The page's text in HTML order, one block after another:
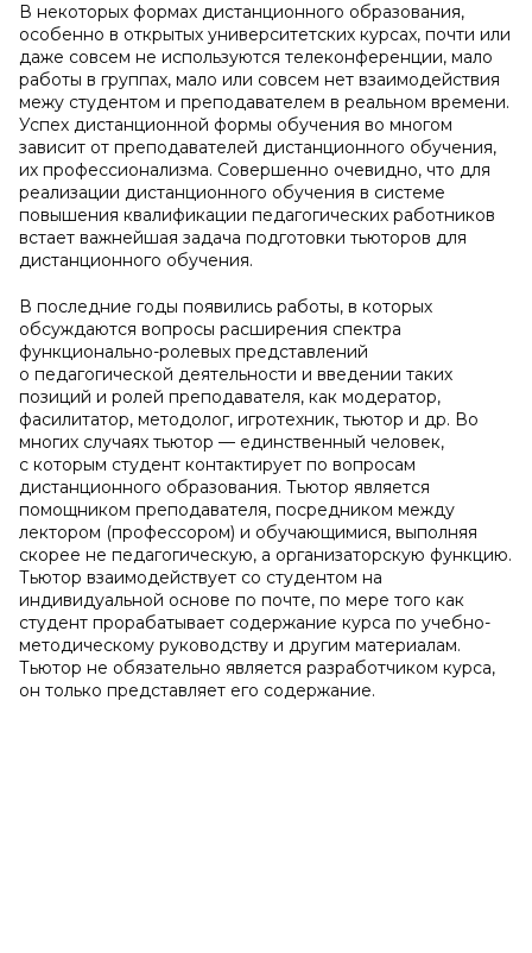
В некоторых формах дистанционного образования,
особенно в открытых университетских курсах, почти или
даже совсем не используются телеконференции, мало
работы в группах, мало или совсем нет взаимодействия
межу студентом и преподавателем в реальном времени.
Успех дистанционной формы обучения во многом
зависит от преподавателей дистанционного обучения,
их профессионализма. Совершенно очевидно, что для
реализации дистанционного обучения в системе
повышения квалификации педагогических работников
встает важнейшая задача подготовки тьюторов для
дистанционного обучения.
В последние годы появились работы, в которых
обсуждаются вопросы расширения спектра
функционально-ролевых представлений
о педагогической деятельности и введении таких
позиций и ролей преподавателя, как модератор,
фасилитатор, методолог, игротехник, тьютор и др. Во
многих случаях тьютор — единственный человек,
с которым студент контактирует по вопросам
дистанционного образования. Тьютор является
помощником преподавателя, посредником между
лектором (профессором) и обучающимися, выполняя
скорее не педагогическую, а организаторскую функцию.
Тьютор взаимодействует со студентом на
индивидуальной основе по почте, по мере того как
студент прорабатывает содержание курса по учебно-
методическому руководству и другим материалам.
Тьютор не обязательно является разработчиком курса,
он только представляет его содержание.